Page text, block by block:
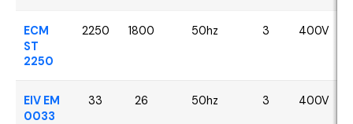
ECM
ST
2250
2250 1800 50hz 3 400V
EIV EM
0033
33 26 50hz 3 400V